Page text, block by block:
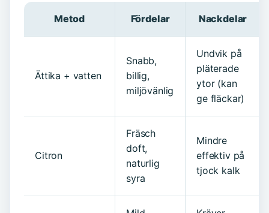
Metod Fördelar Nackdelar
Ättika + vatten
Snabb,
billig,
miljövänlig
Undvik på
pläterade
ytor (kan
ge fläckar)
Citron
Fräsch
doft,
naturlig
syra
Mindre
effektiv på
tjock kalk